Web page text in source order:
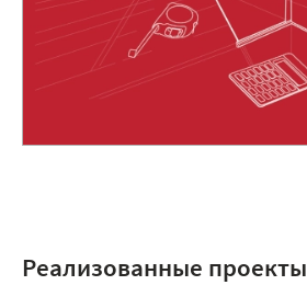
Реализованные проекты